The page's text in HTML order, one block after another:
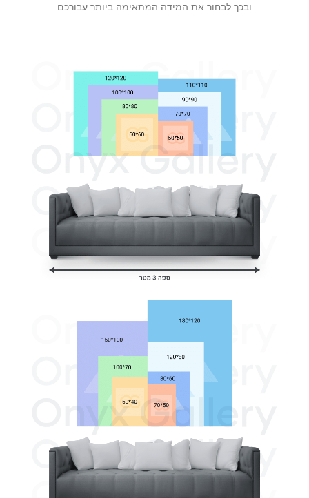
ובכך לבחור את המידה המתאימה ביותר עבורכם